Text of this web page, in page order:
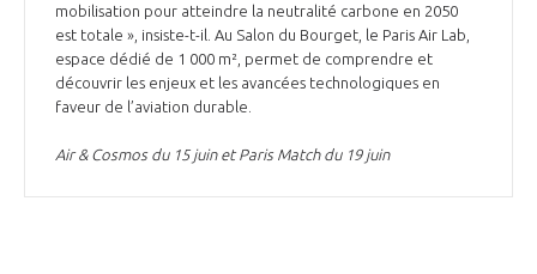
mobilisation pour atteindre la neutralité carbone en 2050
est totale », insiste-t-il. Au Salon du Bourget, le Paris Air Lab,
espace dédié de 1 000 m², permet de comprendre et
découvrir les enjeux et les avancées technologiques en
faveur de l’aviation durable.
Air & Cosmos du 15 juin et Paris Match du 19 juin